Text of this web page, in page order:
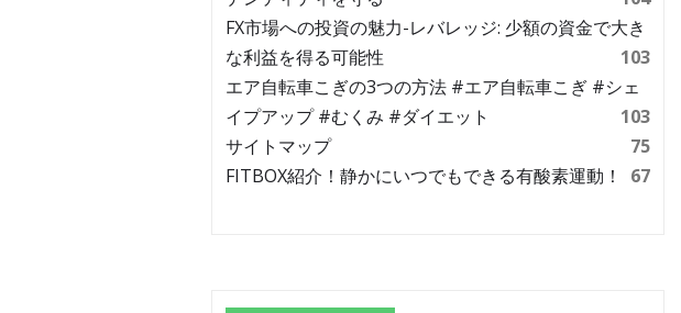
FX市場への投資の魅力-レバレッジ: 少額の資金で大き
な利益を得る可能性
103
エア自転車こぎの3つの方法 #エア自転車こぎ #シェ
イプアップ #むくみ #ダイエット
103
サイトマップ
75
FITBOX紹介！静かにいつでもできる有酸素運動！
67